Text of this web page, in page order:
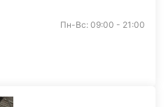
Пн-Вс: 09:00 - 21:00